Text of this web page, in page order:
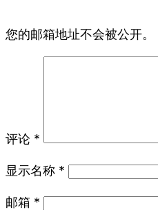
您的邮箱地址不会被公开。
评论 *
显示名称 *
邮箱 *